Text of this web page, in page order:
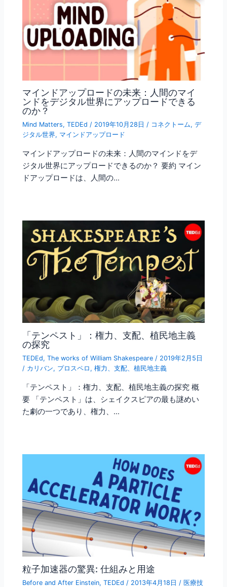
マインドアップロードの未来：人間のマイ
ンドをデジタル世界にアップロードできる
のか？
Mind Matters,TEDEd / 2019年10月28日/ コネクトーム,デ
ジタル世界, マインドアップロード
マインドアップロードの未来：人間のマインドをデ
ジタル世界にアップロードできるのか？ 要約 マイン
ドアップロードは、人間の…
「テンペスト」：権力、支配、植民地主義
の探究
TEDEd,The works of William Shakespeare / 2019年2月5日
/ カリバン, プロスペロ ,権力、支配、植民地主義
「テンペスト」：権力、支配、植民地主義の探究 概
要 「テンペスト」は、シェイクスピアの最も謎めい
た劇の一つであり、権力、…
粒子加速器の驚異: 仕組みと用途
Before and After Einstein,TEDEd / 2013年4月18日 /医療技